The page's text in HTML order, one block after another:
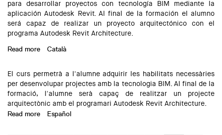
para desarrollar proyectos con tecnología BIM mediante la
aplicación Autodesk Revit. Al final de la formación el alumno
será capaz de realizar un proyecto arquitectónico con el
programa Autodesk Revit Architecture.
Read more about Curso de Revit nivel básico. Figueres.
Català
El curs permetrà a l'alumne adquirir les habilitats necessàries
per desenvolupar projectes amb la tecnologia BIM. Al final de la
formació, l'alumne serà capaç de realitzar un projecte
arquitectònic amb el programari Autodesk Revit Architecture.
Read more about Curs de Revit nivell bàsic a Figueres
Español